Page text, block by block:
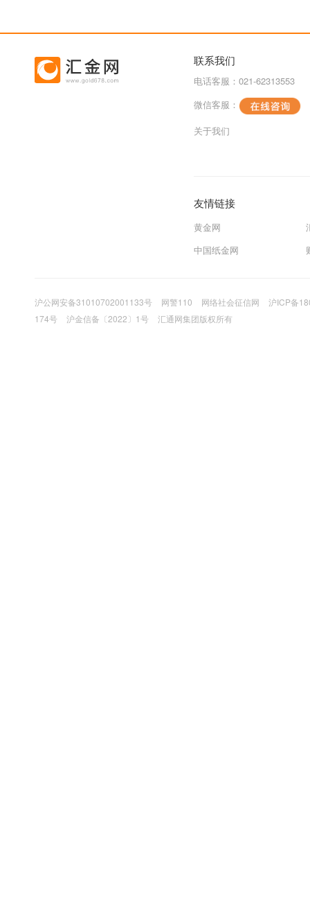
联系我们
电话客服：021-62313553
微信客服：
关于我们
友情链接
黄金网
中国纸金网
沪公网安备31010702001133号 网警110 网络社会征信网
沪ICP备
174号
沪金信备〔2022〕1号 汇通网集团版权所有